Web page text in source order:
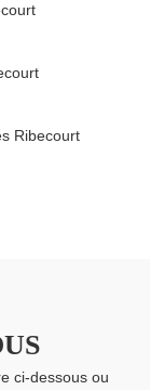
Ribecourt
ci-dessous ou